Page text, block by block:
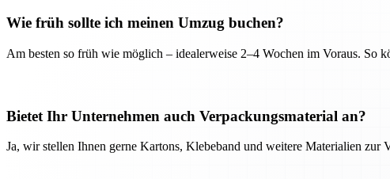
Wie früh sollte ich meinen Umzug buchen?
Am besten so früh wie möglich – idealerweise 2–4 Wochen im Voraus. So
Bietet Ihr Unternehmen auch Verpackungsmaterial an?
Ja, wir stellen Ihnen gerne Kartons, Klebeband und weitere Materialien zur